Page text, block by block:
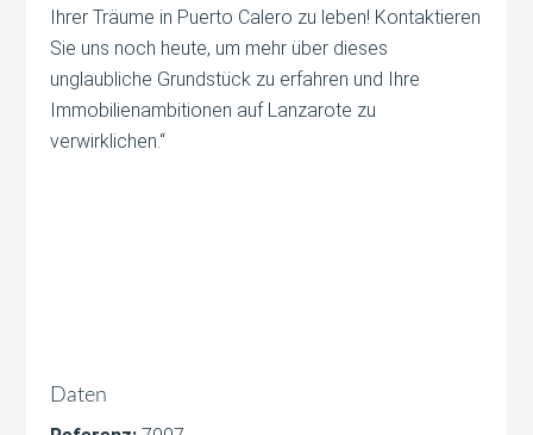
Ihrer Träume in Puerto Calero zu leben! Kontaktieren
Sie uns noch heute, um mehr über dieses
unglaubliche Grundstück zu erfahren und Ihre
Immobilienambitionen auf Lanzarote zu
verwirklichen.“
Daten